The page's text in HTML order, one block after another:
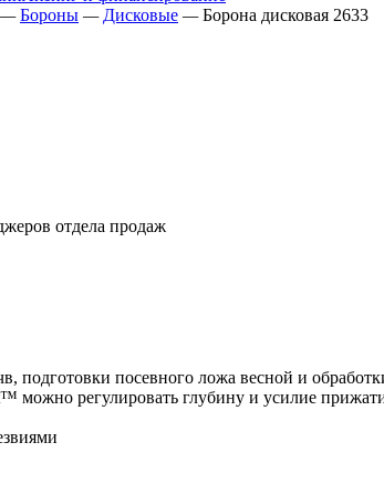
— Бороны — Дисковые — Борона дисковая 2633
отдела продаж
подготовки посевного ложа весной и
регулировать глубину и усилие